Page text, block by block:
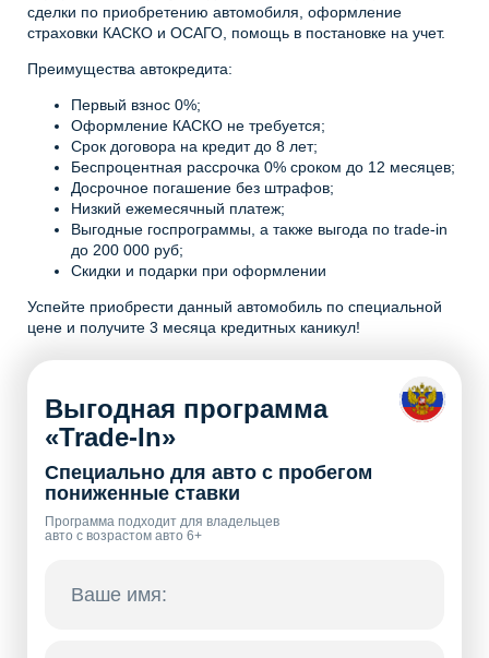
сделки по приобретению автомобиля, оформление
страховки КАСКО и ОСАГО, помощь в постановке на учет.
Преимущества автокредита:
Первый взнос 0%;
Оформление КАСКО не требуется;
Срок договора на кредит до 8 лет;
Беспроцентная рассрочка 0% сроком до 12 месяцев;
Досрочное погашение без штрафов;
Низкий ежемесячный платеж;
Выгодные госпрограммы, а также выгода по trade-in
до 200 000 руб;
Скидки и подарки при оформлении
Успейте приобрести данный автомобиль по специальной
цене и получите 3 месяца кредитных каникул!
Выгодная программа
«Trade-In»
Специально для авто с пробегом
пониженные ставки
Программа подходит для владельцев
авто с возрастом авто 6+